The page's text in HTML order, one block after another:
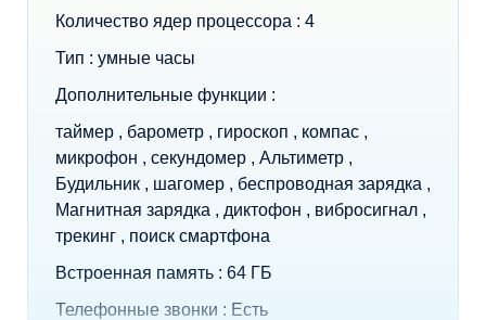
Количество ядер процессора : 4
Тип : умные часы
Дополнительные функции :
таймер , барометр , гироскоп , компас ,
микрофон , секундомер , Альтиметр ,
Будильник , шагомер , беспроводная зарядка ,
Магнитная зарядка , диктофон , вибросигнал ,
трекинг , поиск смартфона
Встроенная память : 64 ГБ
Телефонные звонки : Есть